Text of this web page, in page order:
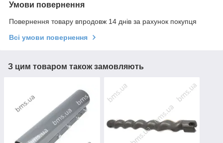
Умови повернення
Повернення товару впродовж 14 днів за рахунок покупця
Всі умови повернення
З цим товаром також замовляють